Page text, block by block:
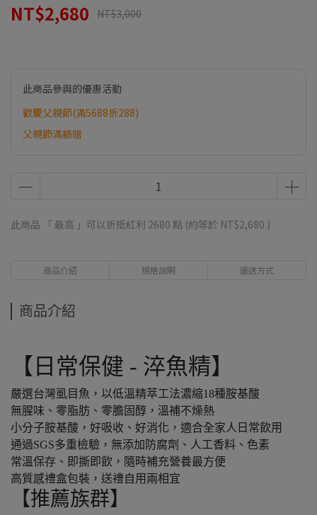
NT$2,680 NT$3,000
此商品參與的優惠活動
歡慶父親節(滿5688折288)
父親節滿額贈
此商品 「 最高 」可以折抵紅利 2680 點 (約等於 NT$2,680 )
商品介紹 規格說明 運送方式
商品介紹
【日常保健 - 淬魚精】
嚴選台灣虱目魚，以低溫精萃工法濃縮18種胺基酸
無腥味、零脂肪、零膽固醇，溫補不燥熱
小分子胺基酸，好吸收、好消化，適合全家人日常飲用
通過SGS多重檢驗，無添加防腐劑、人工香料、色素
常溫保存、即撕即飲，隨時補充營養最方便
高質感禮盒包裝，送禮自用兩相宜
【推薦族群】